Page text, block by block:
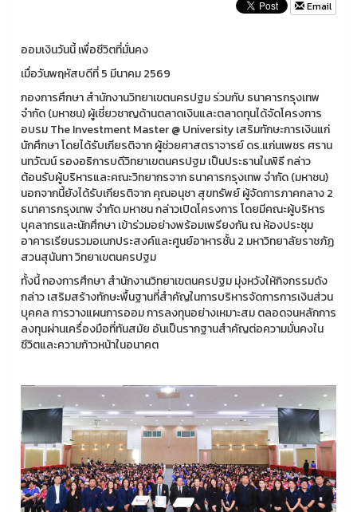
Email
ออมเงินวันนี้ เพื่อชีวิตที่มั่นคง
เมื่อวันพฤหัสบดีที่ 5 มีนาคม 2569
กองการศึกษา สำนักงานวิทยาเขตนครปฐม ร่วมกับ ธนาคารกรุงเทพ
จำกัด (มหาชน) ผู้เชี่ยวชาญด้านตลาดเงินและตลาดทุนได้จัดโครงการ
อบรม The Investment Master @ University เสริมทักษะการเงินแก่
นักศึกษา โดยได้รับเกียรติจาก ผู้ช่วยศาสตราจารย์ ดร.แก่นเพชร ศราน
นทวัฒน์ รองอธิการบดีวิทยาเขตนครปฐม เป็นประธานในพิธี กล่าว
ต้อนรับผู้บริหารและคณะวิทยากรจาก ธนาคารกรุงเทพ จำกัด (มหาชน)
นอกจากนี้ยังได้รับเกียรติจาก คุณอนุชา สุขทรัพย์ ผู้จัดการภาคกลาง 2
ธนาคารกรุงเทพ จำกัด มหาชน กล่าวเปิดโครงการ โดยมีคณะผู้บริหาร
บุคลากรและนักศึกษา เข้าร่วมอย่างพร้อมเพรียงกัน ณ ห้องประชุม
อาคารเรียนรวมอเนกประสงค์และศูนย์อาหารชั้น 2 มหาวิทยาลัยราชภัฏ
สวนสุนันทา วิทยาเขตนครปฐม
ทั้งนี้ กองการศึกษา สำนักงานวิทยาเขตนครปฐม มุ่งหวังให้กิจกรรมดัง
กล่าว เสริมสร้างทักษะพื้นฐานที่สำคัญในการบริหารจัดการการเงินส่วน
บุคคล การวางแผนการออม การลงทุนอย่างเหมาะสม ตลอดจนหลักการ
ลงทุนผ่านเครื่องมือที่ทันสมัย อันเป็นรากฐานสำคัญต่อความมั่นคงใน
ชีวิตและความก้าวหน้าในอนาคต